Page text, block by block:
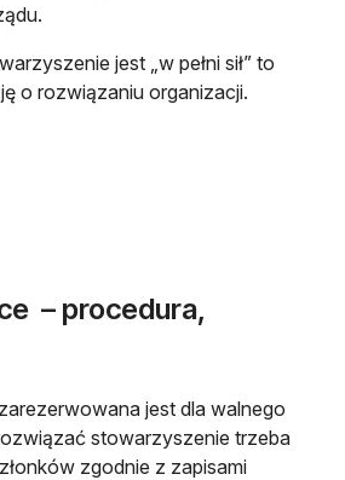
jest „w pełni sił” to
o rozwiązaniu organizacji.
– procedura,
jest dla walnego
stowarzyszenie trzeba
zgodnie z zapisami